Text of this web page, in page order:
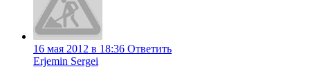
16 мая 2012 в 18:36 Ответить
Erjemin Sergei